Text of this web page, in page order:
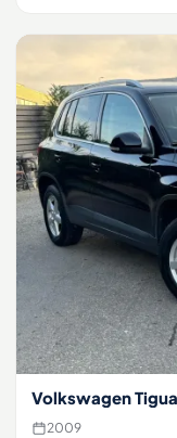
Volkswagen
2009